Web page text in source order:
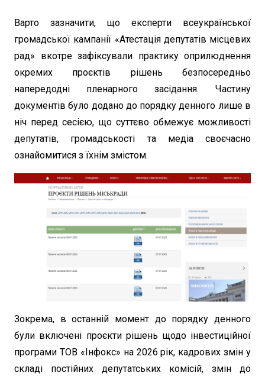
Варто зазначити, що експерти всеукраїнської
громадської кампанії «Атестація депутатів місцевих
рад» вкотре зафіксували практику оприлюднення
окремих проєктів рішень безпосередньо
напередодні пленарного засідання. Частину
документів було додано до порядку денного лише в
ніч перед сесією, що суттєво обмежує можливості
депутатів, громадськості та медіа своєчасно
ознайомитися з їхнім змістом.
Зокрема, в останній момент до порядку денного
були включені проєкти рішень щодо інвестиційної
програми ТОВ «Інфокс» на 2026 рік, кадрових змін у
складі постійних депутатських комісій, змін до